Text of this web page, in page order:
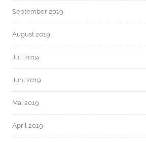
September 2019
August 2019
Juli 2019
Juni 2019
Mai 2019
April 2019